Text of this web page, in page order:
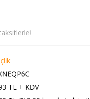
TL + KDV